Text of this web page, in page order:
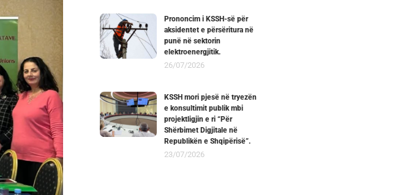
Prononcim i KSSH-së për
aksidentet e përsëritura në
punë në sektorin
elektroenergjitik.
26/07/2026
KSSH mori pjesë në tryezën
e konsultimit publik mbi
projektligjin e ri “Për
Shërbimet Digjitale në
Republikën e Shqipërisë”.
23/07/2026